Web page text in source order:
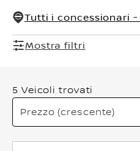
Tutti i concessionari -
Mostra filtri
5 Veicoli trovati